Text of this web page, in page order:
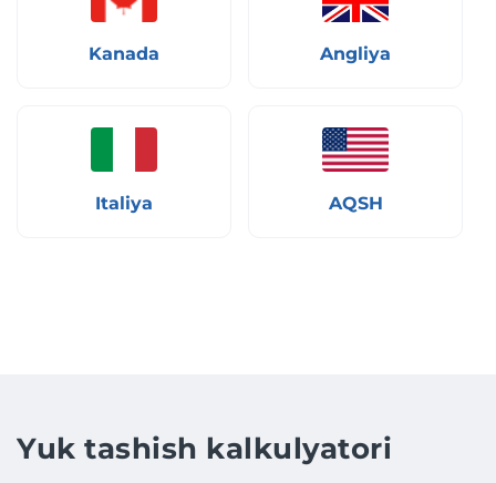
Kanada Angliya
Italiya AQSH
Yuk tashish kalkulyatori